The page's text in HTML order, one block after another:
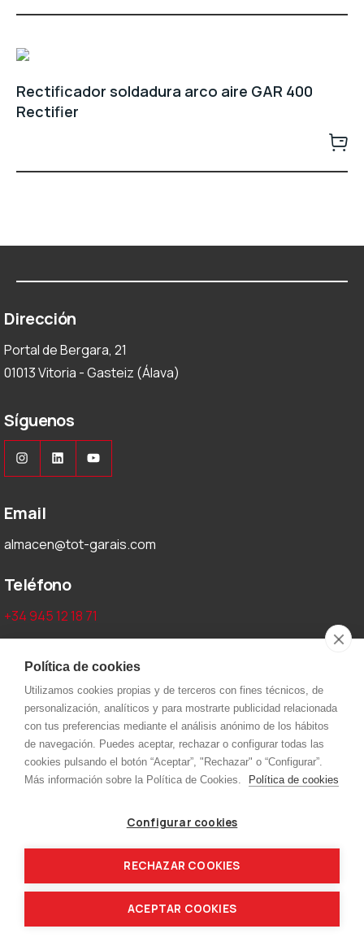
Rectificador soldadura arco aire GAR 400
Rectifier
Dirección
Portal de Bergara, 21
01013 Vitoria - Gasteiz (Álava)
Síguenos
Instagram
LinkedInYouTube
Email
almacen@tot-garais.com
Teléfono
+34 945 12 18 71
Aviso legal y privacidad
Aviso Legal
Política de cookies
Política de privacidad
Dinse
Garweld
Nippon
Contacto
Política de cookies
Utilizamos cookies propias y de terceros con fines técnicos, de
personalización, analíticos y para mostrarte publicidad relacionada
con tus preferencias mediante el análisis anónimo de los hábitos
de navegación. Puedes aceptar, rechazar o configurar todas las
cookies pulsando el botón “Aceptar”, "Rechazar" o “Configurar”.
Más información sobre la Política de Cookies.
Política de cookies
Configurar cookies
RECHAZAR COOKIES
ACEPTAR COOKIES